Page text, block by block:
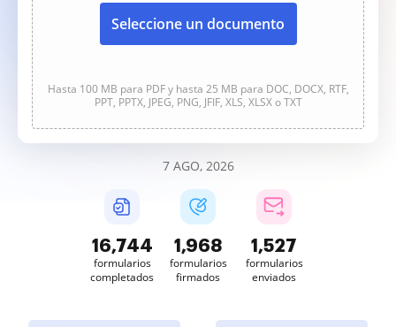
Seleccione un documento
Hasta 100 MB para PDF y hasta 25 MB para DOC, DOCX, RTF,
PPT, PPTX, JPEG, PNG, JFIF, XLS, XLSX o TXT
7 AGO, 2026
16,746
formularios
completados
1,968
formularios
firmados
1,527
formularios
enviados